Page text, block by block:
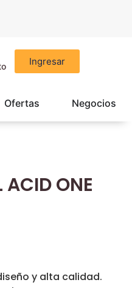
Ingresar
Ofertas Negocios
ONE
y alta calidad.